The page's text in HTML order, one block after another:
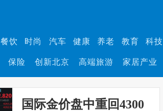
餐饮 时尚 汽车 健康 养老 教育 科技
保险 创新北京 高端旅游 家居产业
国际金价盘中重回4300